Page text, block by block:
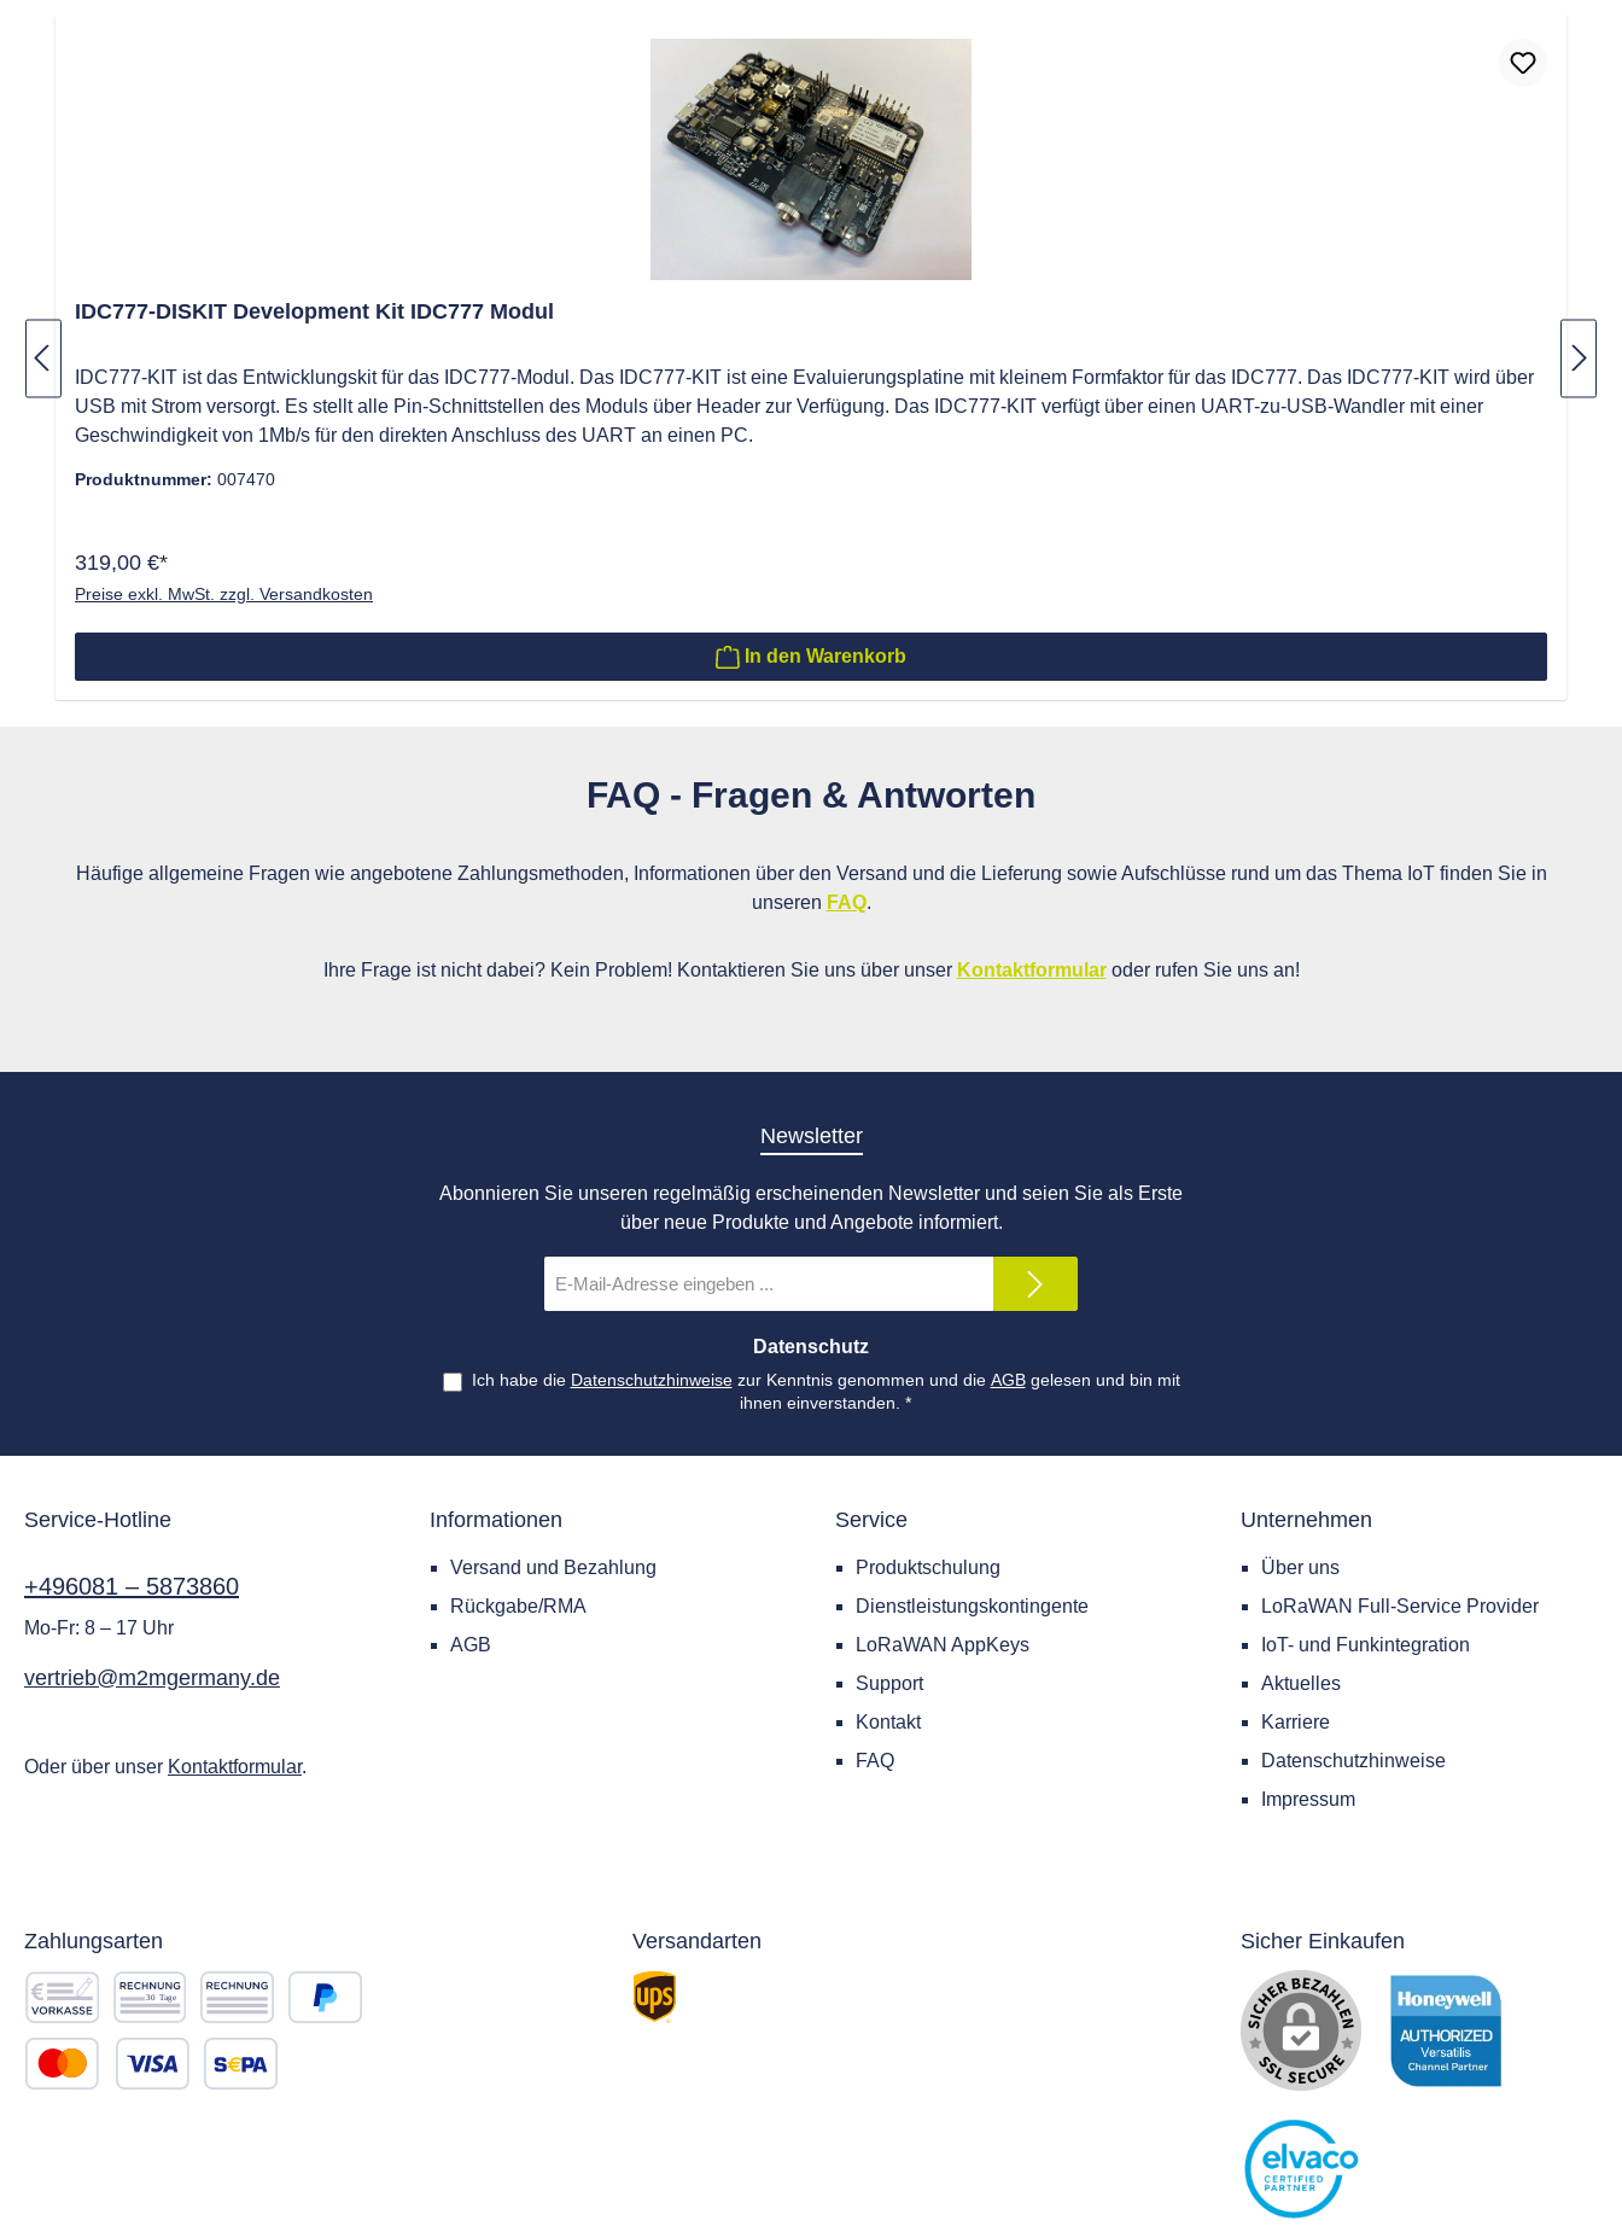
IDC777-DISKIT Development Kit IDC777 Modul
IDC777-KIT ist das Entwicklungskit für das IDC777-Modul. Das IDC777-KIT ist eine Evaluierungsplatine mit kleinem Formfaktor für das IDC777. Das IDC777-KIT wird über
USB mit Strom versorgt. Es stellt alle Pin-Schnittstellen des Moduls über Header zur Verfügung. Das IDC777-KIT verfügt über einen UART-zu-USB-Wandler mit einer
Geschwindigkeit von 1Mb/s für den direkten Anschluss des UART an einen PC.
Produktnummer: 007470
319,00 €*
Preise exkl. MwSt. zzgl. Versandkosten
In den Warenkorb
FAQ - Fragen & Antworten
Häufige allgemeine Fragen wie angebotene Zahlungsmethoden, Informationen über den Versand und die Lieferung sowie Aufschlüsse rund um das Thema IoT finden Sie in
unseren FAQ.
Ihre Frage ist nicht dabei? Kein Problem! Kontaktieren Sie uns über unser Kontaktformularoder rufen Sie uns an!
Newsletter
Abonnieren Sie unseren regelmäßig erscheinenden Newsletter und seien Sie als Erste
über neue Produkte und Angebote informiert.
Mail-
Adresse
Datenschutz
Ich habe die Datenschutzhinweisezur Kenntnis genommen und die AGBgelesen und bin mit
ihnen einverstanden. *
Service-Hotline
+496081 – 5873860
Mo-Fr: 8 – 17 Uhr
vertrieb@m2mgermany.de
Oder über unser Kontaktformular.
Informationen
Versand und Bezahlung
Rückgabe/RMA
AGB
Service
Produktschulung
Dienstleistungskontingente
LoRaWAN AppKeys
Support
Kontakt
FAQ
Unternehmen
Über uns
LoRaWAN Full-Service Provider
IoT- und Funkintegration
Aktuelles
Karriere
Datenschutzhinweise
Impressum
Zahlungsarten
Vorkasse Rechnung 30 Tage
Rechnung
Versandarten Sicher Einkaufen